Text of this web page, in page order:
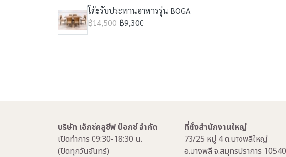
โต๊ะรับประทานอาหารรุ่น BOGA
฿14,500 ฿9,300
บริษัท เอ็กซ์คลูซีฟ บ๊อกซ์ จำกัด
เปิดทำการ 09:30-18:30 น.
(ปิดทุกวันจันทร์)
ที่ตั้งสำนักงานใหญ่
73/25 หมู่ 4 ต.บางพลีใหญ่
อ.บางพลี จ.สมุทรปราการ 10540